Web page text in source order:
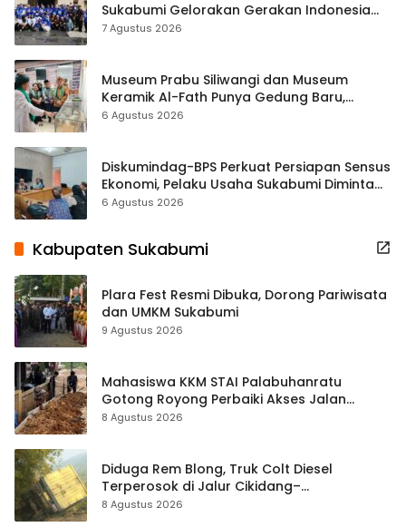
Sukabumi Gelorakan Gerakan Indonesia
ASRI Lewat Aksi Bersih Masjid Agung
7 Agustus 2026
Museum Prabu Siliwangi dan Museum
Keramik Al-Fath Punya Gedung Baru,
Hampir 500 Koleksi Dipisahkan
6 Agustus 2026
Diskumindag-BPS Perkuat Persiapan Sensus
Ekonomi, Pelaku Usaha Sukabumi Diminta
Terbuka Beri Data
6 Agustus 2026
Kabupaten Sukabumi
Plara Fest Resmi Dibuka, Dorong Pariwisata
dan UMKM Sukabumi
9 Agustus 2026
Mahasiswa KKM STAI Palabuhanratu
Gotong Royong Perbaiki Akses Jalan
Majelis Ta’lim di Sagaranten
8 Agustus 2026
Diduga Rem Blong, Truk Colt Diesel
Terperosok di Jalur Cikidang–
Palabuhanratu
8 Agustus 2026